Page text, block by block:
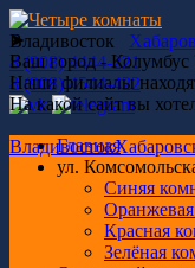
Владивосток
8 (908) 4444-221
8 (908) 4544-422
Главная
ул.
Синяя
Красная
Зелёная
➤
Ваш город - Колумбус
Наши филиалы
На какой сайт вы
Владивосток